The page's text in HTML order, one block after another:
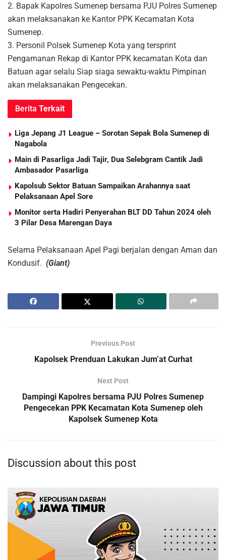
2. Bapak Kapolres Sumenep bersama PJU Polres Sumenep
akan melaksanakan ke Kantor PPK Kecamatan Kota
Sumenep.
3. Personil Polsek Sumenep Kota yang tersprint
Pengamanan Rekap di Kantor PPK kecamatan Kota dan
Batuan agar selalu Siap siaga sewaktu-waktu Pimpinan
akan melaksanakan Pengecekan.
Berita Terkait
Liga Jepang J1 League – Sorotan Sepak Bola Sumenep di
Nagabola
Main di Pasarliga Jadi Tajir, Dua Selebgram Cantik Jadi
Ambasador Pasarliga
Kapolsub Sektor Batuan Sampaikan Arahannya saat
Pelaksanaan Apel Sore
Monitor serta Hadiri Penyerahan BLT DD Tahun 2024 oleh
3 Pilar Desa Marengan Daya
Selama Pelaksanaan Apel Pagi berjalan dengan Aman dan
Kondusif. (Giant)
Previous Post
Kapolsek Prenduan Lakukan Jum’at Curhat
Next Post
Dampingi Kapolres bersama PJU Polres Sumenep
Pengecekan PPK Kecamatan Kota Sumenep oleh
Kapolsek Sumenep Kota
Discussion about this post